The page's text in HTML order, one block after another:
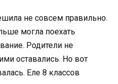
не совсем правильно.
могла поехать
Родители не
оставались. Но вот
Еле 8 классов